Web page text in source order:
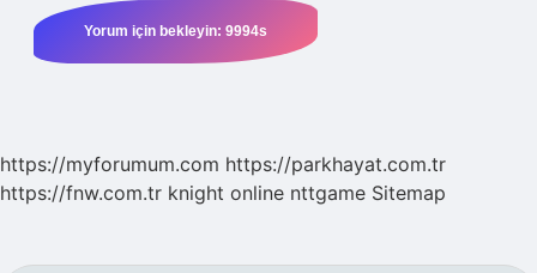
https://myforumum.com https://parkhayat.com.tr
https://fnw.com.tr knight online nttgame Sitemap